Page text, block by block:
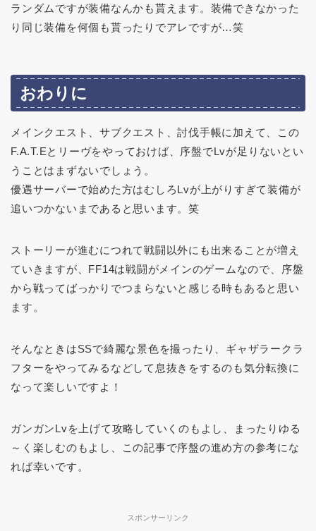
ランダムですが装備なんかも貰えます。装備できなかった
り同じ装備を何個も貰ったりでアレですが…笑
おわりに
メインクエスト、サブクエスト、討伐手帳に加えて、この
F.A.T.Eとリーヴをやっておけば、序盤でLvが足りないとい
うことはまずないでしょう。
優遇サーバーで始めた方はむしろLvが上がりすぎて装備が
追いつかないまであると思います。笑
ストーリーが進むにつれて戦闘以外にも出来ることが増え
ていきますが、FF14は戦闘がメインのゲームなので、序盤
から戦ってばっかりでつまらないと感じる時もあると思い
ます。
そんなときはSSで綺麗な景色を撮ったり、ギャザラークラ
フターをやってみるなどして息抜きをするのも気分転換に
なって楽しいですよ！
ガンガンLvを上げて攻略していくのもよし、まったりゆる
～く楽しむのもよし、この記事で序盤の進め方の参考にな
れば幸いです。
スポンサーリンク